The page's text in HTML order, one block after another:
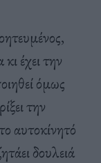
έχει την
όμως
την
αυτοκίνητό
δουλειά